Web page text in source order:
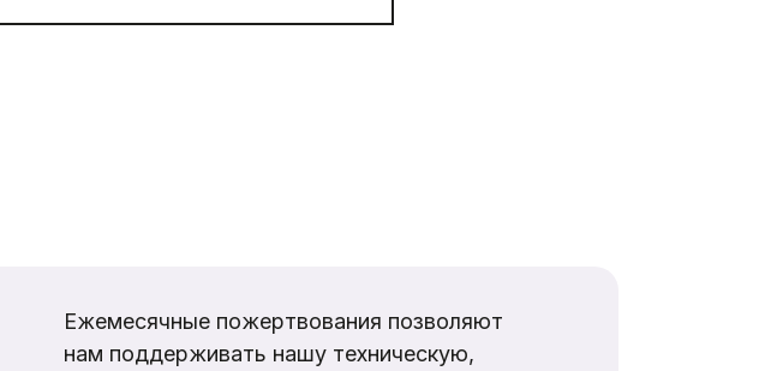
Ежемесячные пожертвования позволяют
нам поддерживать нашу техническую,